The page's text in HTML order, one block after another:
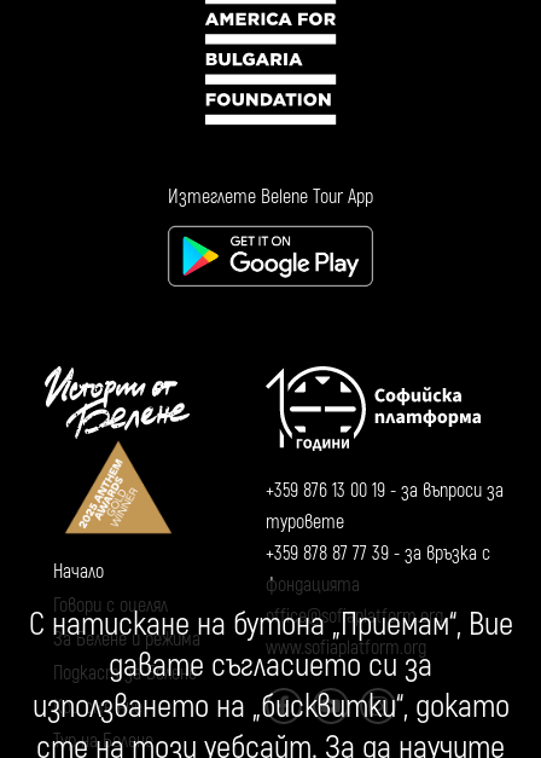
Изтеглете Belene Tour App
+359 876 13 00 19 - за въпроси за
туровете
+359 878 87 77 39 - за връзка с
фондацията
office@sofiaplatform.org
www.sofiaplatform.org
Начало
Говори с оцелял
За Белене и режима
Подкаст за Белене
Кои сме ние
Тур на Белене
С натискане на бутона „Приемам“, Вие
давате съгласието си за
използването на „бисквитки“, докато
сте на този уебсайт. За да научите